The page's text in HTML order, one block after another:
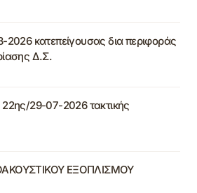
κατεπείγουσας δια περιφοράς
Δ.Σ.
29-07-2026 τακτικής
ΕΞΟΠΛΙΣΜΟΥ